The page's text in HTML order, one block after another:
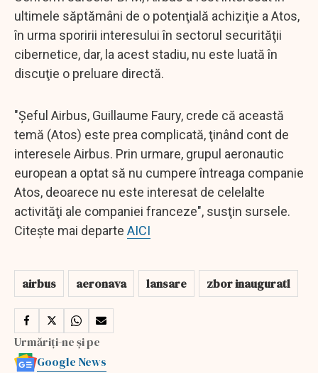
ultimele săptămâni de o potenţială achiziţie a Atos,
în urma sporirii interesului în sectorul securităţii
cibernetice, dar, la acest stadiu, nu este luată în
discuţie o preluare directă.
"Şeful Airbus, Guillaume Faury, crede că această
temă (Atos) este prea complicată, ţinând cont de
interesele Airbus. Prin urmare, grupul aeronautic
european a optat să nu cumpere întreaga companie
Atos, deoarece nu este interesat de celelalte
activităţi ale companiei franceze", susţin sursele.
Citește mai departe AICI
airbus aeronava lansare zbor inauguratl
Urmăriți-ne și pe
Google News